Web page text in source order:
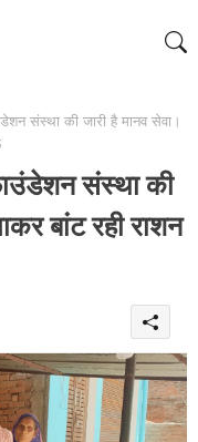
संस्था की जारी है मानव सेवा।
संस्था की
बांट रही राशन